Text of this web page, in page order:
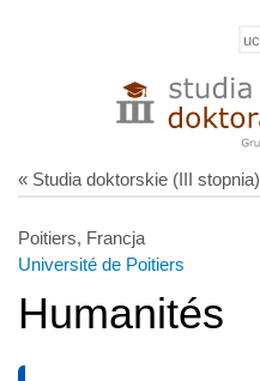
« Studia doktorskie (III stopnia)
Poitiers, Francja
Université de Poitiers
Humanités